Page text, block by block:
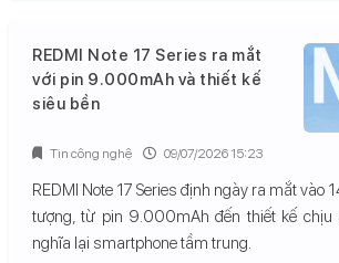
REDMI Note 17 Series ra mắt
với pin 9.000mAh và thiết kế
siêu bền
REDMI Note 17 Series định ngày ra mắt vào
tượng, từ pin 9.000mAh đến thiết kế chịu
nghĩa lại smartphone tầm trung.
Tin công nghệ 09/07/2026 15:23